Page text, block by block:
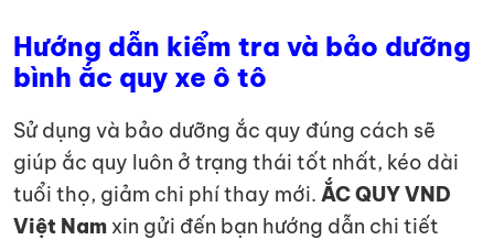
Hướng dẫn kiểm tra và bảo dưỡng
bình ắc quy xe ô tô
Sử dụng và bảo dưỡng ắc quy đúng cách sẽ
giúp ắc quy luôn ở trạng thái tốt nhất, kéo dài
tuổi thọ, giảm chi phí thay mới. ẮC QUY VND
Việt Nam xin gửi đến bạn hướng dẫn chi tiết